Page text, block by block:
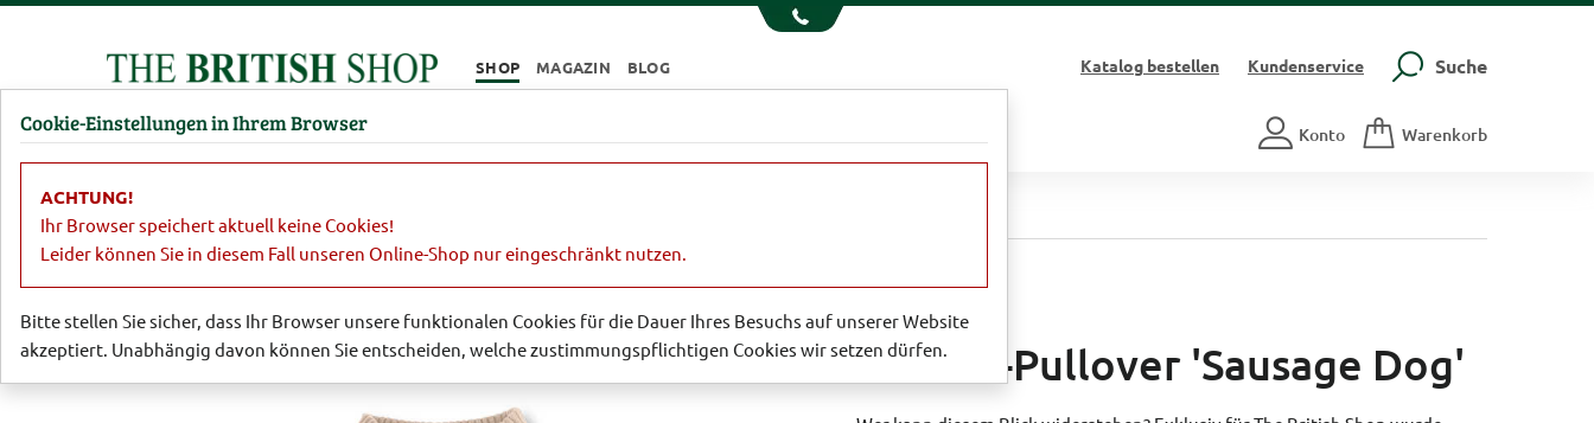
SHOP MAGAZIN BLOG Katalogbestellen Kundenservice Suche
Damen Herren Barbour Parfümerie Konto Warenkorb
Merino-Pullover 'Sausage Dog'
Cookie-Einstellungen in Ihrem Browser
ACHTUNG!
Ihr Browser speichert aktuell keine Cookies!
Leider können Sie in diesem Fall unseren Online-Shop nur eingeschränkt nutzen.
Bitte stellen Sie sicher, dass Ihr Browser unsere funktionalen Cookies für die Dauer Ihres Besuchs auf unserer Website
akzeptiert. Unabhängig davon können Sie entscheiden, welche zustimmungspflichtigen Cookies wir setzen dürfen.